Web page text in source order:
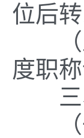
位后
（五
度职
三
（一